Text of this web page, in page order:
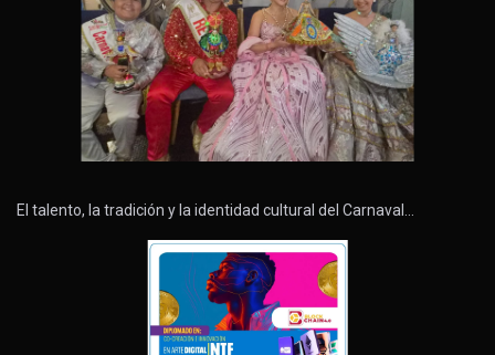
El talento, la tradición y la identidad cultural del Carnaval…